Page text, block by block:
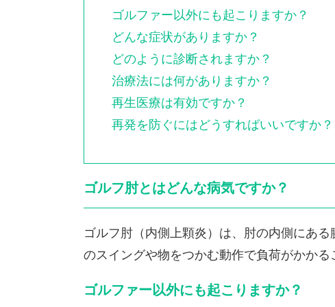
ゴルファー以外にも起こりますか？
どんな症状がありますか？
どのように診断されますか？
治療法には何がありますか？
再生医療は有効ですか？
再発を防ぐにはどうすればいいですか？
ゴルフ肘とはどんな病気ですか？
ゴルフ肘（内側上顆炎）は、肘の内側にあ
のスイングや物をつかむ動作で負荷がかかる
ゴルファー以外にも起こりますか？